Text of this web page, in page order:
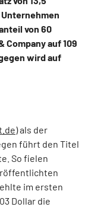
von 60
Company auf 109
wird auf
) als der
führt den Titel
So fielen
im ersten
Dollar die